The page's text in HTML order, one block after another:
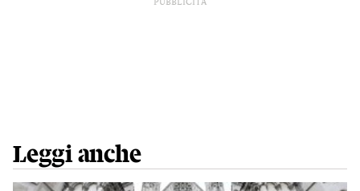
PUBBLICITÀ
Leggi anche